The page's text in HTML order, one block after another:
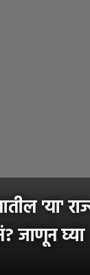
'या'
जाणून घ्या